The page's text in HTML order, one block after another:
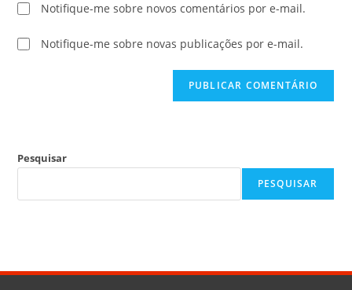
Notifique-me sobre novos comentários por e-mail.
Notifique-me sobre novas publicações por e-mail.
Pesquisar
PESQUISAR